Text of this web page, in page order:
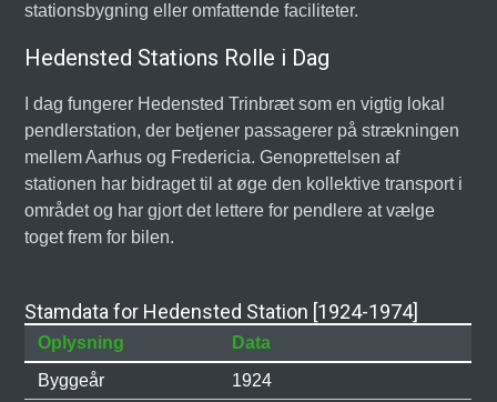
stationsbygning eller omfattende faciliteter.
Hedensted Stations Rolle i Dag
I dag fungerer Hedensted Trinbræt som en vigtig lokal
pendlerstation, der betjener passagerer på strækningen
mellem Aarhus og Fredericia. Genoprettelsen af
stationen har bidraget til at øge den kollektive transport i
området og har gjort det lettere for pendlere at vælge
toget frem for bilen.
Stamdata for Hedensted Station [1924-1974]
Oplysning
Data
Byggeår
1924